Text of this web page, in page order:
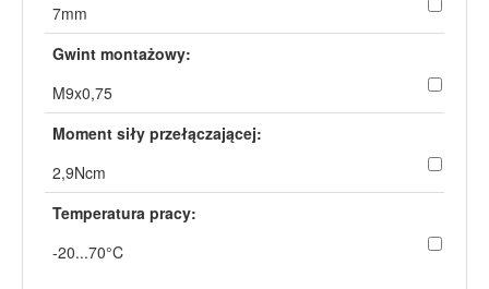
7mm
Gwint montażowy:
M9x0,75
Moment siły przełączającej:
2,9Ncm
Temperatura pracy:
-20...70°C